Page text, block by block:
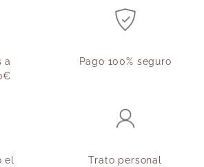
a
Pago 100% seguro
el
Trato personal